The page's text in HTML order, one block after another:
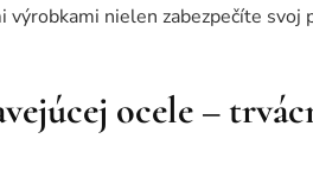
nielen zabezpečíte
ocele –